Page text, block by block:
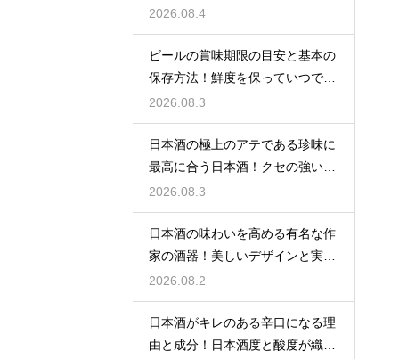
な清酒に
2026.08.4
ビールの賞味期限の目安と基本の
保存方法！鮮度を保っていつでも
美味しく
2026.08.3
日本酒の極上のアテである珍味に
最高に合う日本酒！クセの強い旨
味を堪能
2026.08.3
日本酒の味わいを高める有名な作
家の酒器！美しいデザインと実用
性を堪能
2026.08.2
日本酒がキレのある辛口になる理
由と成分！日本酒度と酸度が織り